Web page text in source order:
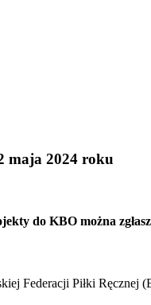
maja 2024 roku
do KBO można
Federacji Piłki